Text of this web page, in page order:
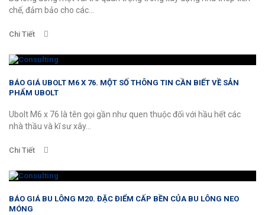
chế, đảm bảo cho các...
Chi Tiết
BÁO GIÁ UBOLT M6 X 76. MỘT SỐ THÔNG TIN CẦN BIẾT VỀ SẢN
PHẨM UBOLT
Ubolt M6 x 76 là tên gọi gần như quen thuộc đối với hầu hết các
nhà thầu và kĩ sư xây...
Chi Tiết
BÁO GIÁ BU LÔNG M20. ĐẶC ĐIỂM CẤP BỀN CỦA BU LÔNG NEO
MÓNG